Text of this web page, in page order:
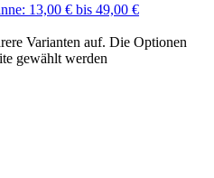
13,00 € bis 49,00 €
Varianten auf. Die Optionen
gewählt werden